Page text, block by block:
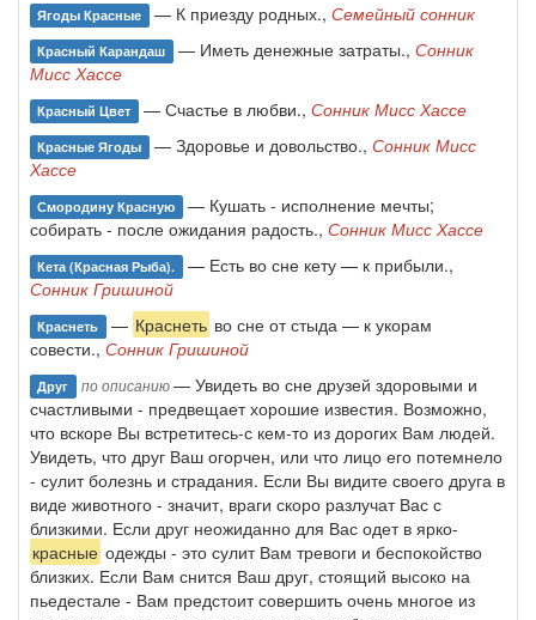
Ягоды Красные — К приезду родных., Семейный сонник
Красный Карандаш — Иметь денежные затраты., Сонник
Мисс Хассе
Красный Цвет — Счастье в любви., Сонник Мисс Хассе
Красные Ягоды — Здоровье и довольство., Сонник Мисс
Хассе
Смородину Красную — Кушать - исполнение мечты;
собирать - после ожидания радость., Сонник Мисс Хассе
Кета (красная Рыба). — Есть во сне кету — к прибыли.,
Сонник Гришиной
Краснеть — Краснеть во сне от стыда — к укорам
совести., Сонник Гришиной
Друг по описанию— Увидеть во сне друзей здоровыми и
счастливыми - предвещает хорошие известия. Возможно,
что вскоре Вы встретитесь-с кем-то из дорогих Вам людей.
Увидеть, что друг Ваш огорчен, или что лицо его потемнело
- сулит болезнь и страдания. Если Вы видите своего друга в
виде животного - значит, враги скоро разлучат Вас с
близкими. Если друг неожиданно для Вас одет в ярко-
красные одежды - это сулит Вам тревоги и беспокойство
близких. Если Вам снится Ваш друг, стоящий высоко на
пьедестале - Вам предстоит совершить очень многое из